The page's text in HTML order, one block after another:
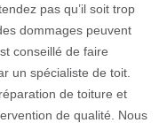
pas qu’il soit trop
dommages peuvent
conseillé de faire
un spécialiste de toit.
de toiture et
de qualité. Nous